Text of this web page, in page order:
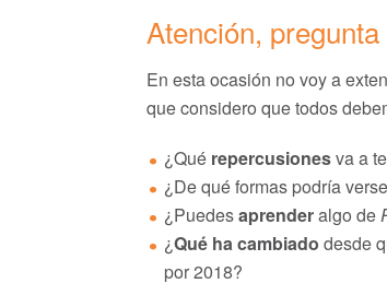
Atención, pregunta
En esta ocasión no voy a
que considero que todos
¿Qué repercusionesva a
¿De qué formas podría
¿Puedesaprenderalgo de
¿Qué ha cambiado desde
por 2018?